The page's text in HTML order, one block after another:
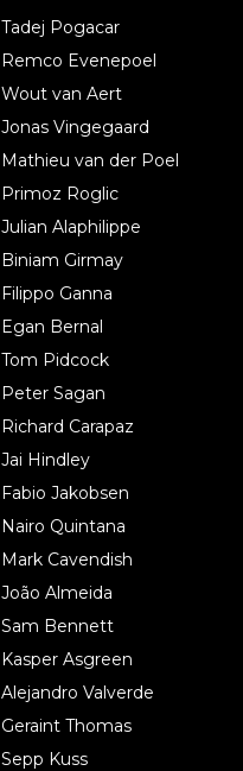
Tadej Pogacar
Remco Evenepoel
Wout van Aert
Jonas Vingegaard
Mathieu van der Poel
Primoz Roglic
Julian Alaphilippe
Biniam Girmay
Filippo Ganna
Egan Bernal
Tom Pidcock
Peter Sagan
Richard Carapaz
Jai Hindley
Fabio Jakobsen
Nairo Quintana
Mark Cavendish
João Almeida
Sam Bennett
Kasper Asgreen
Alejandro Valverde
Geraint Thomas
Sepp Kuss